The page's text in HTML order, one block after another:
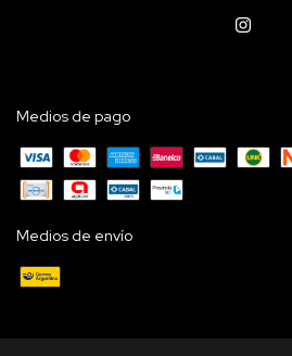
Medios de pago
Medios de envío